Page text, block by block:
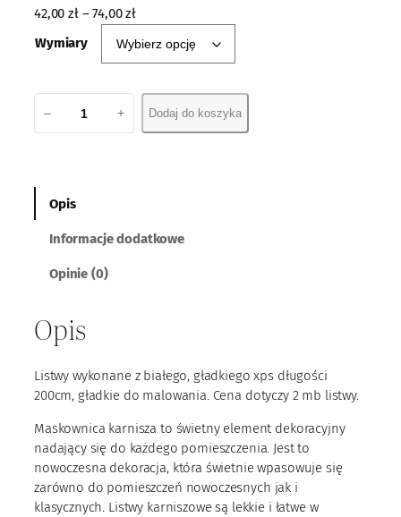
42,00zł–74,00zł
Wymiary
i
K
1
7
– + Dodaj do koszyka
Opis
Informacje dodatkowe
Opinie (0)
Opis
Listwy wykonane z białego, gładkiego xps długości
200cm, gładkie do malowania. Cena dotyczy 2 mb listwy.
Maskownica karnisza to świetny element dekoracyjny
nadający się do każdego pomieszczenia. Jest to
nowoczesna dekoracja, która świetnie wpasowuje się
zarówno do pomieszczeń nowoczesnych jak i
klasycznych. Listwy karniszowe są lekkie i łatwe w